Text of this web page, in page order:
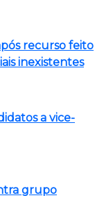
recurso feito
inexistentes
a vice-
grupo